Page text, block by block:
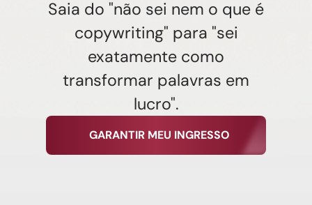
Saia do "não sei nem o que é
copywriting" para "sei
exatamente como
transformar palavras em
lucro".
GARANTIR MEU INGRESSO